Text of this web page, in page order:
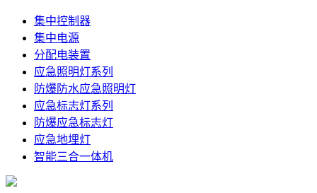
集中控制器
集中电源
分配电装置
应急照明灯系列
防爆防水应急照明灯
应急标志灯系列
防爆应急标志灯
应急地埋灯
智能三合一体机